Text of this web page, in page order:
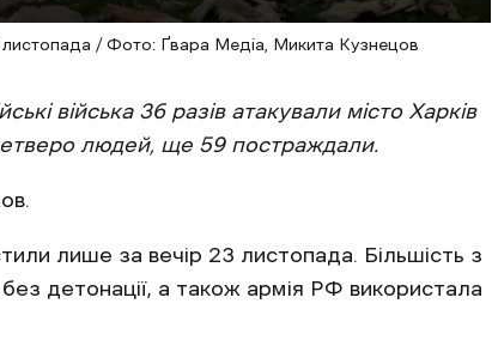
/ Фото: Ґвара Медіа, Микита Кузнецов
війська 36 разів атакували місто Харків
людей, ще 59 постраждали.
лише за вечір 23 листопада. Більшість з
детонації, а також армія РФ використала